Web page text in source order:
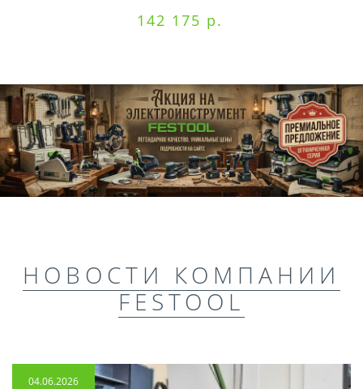
142 175 р.
НОВОСТИ КОМПАНИИ
FESTOOL
04.06.2026